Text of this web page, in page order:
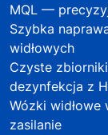
MQL —
Szybka
widłowych
Czyste
dezynfekcja z
Wózki
zasilanie